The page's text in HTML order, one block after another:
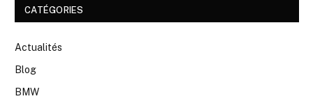
CATÉGORIES
Actualités
Blog
BMW